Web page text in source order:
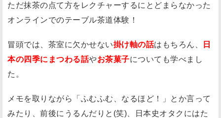
ただ抹茶の点て方をレクチャーするにとどまらなかった
オンラインでのテーブル茶道体験！
冒頭では、茶室に欠かせない掛け軸の話はもちろん、
日
本の四季にまつわる話やお茶菓子についても学べまし
た。
メモを取りながら「ふむふむ、なるほど！」とか言って
みたり、前後にうるんだりと(笑)、日本史オタクにはた